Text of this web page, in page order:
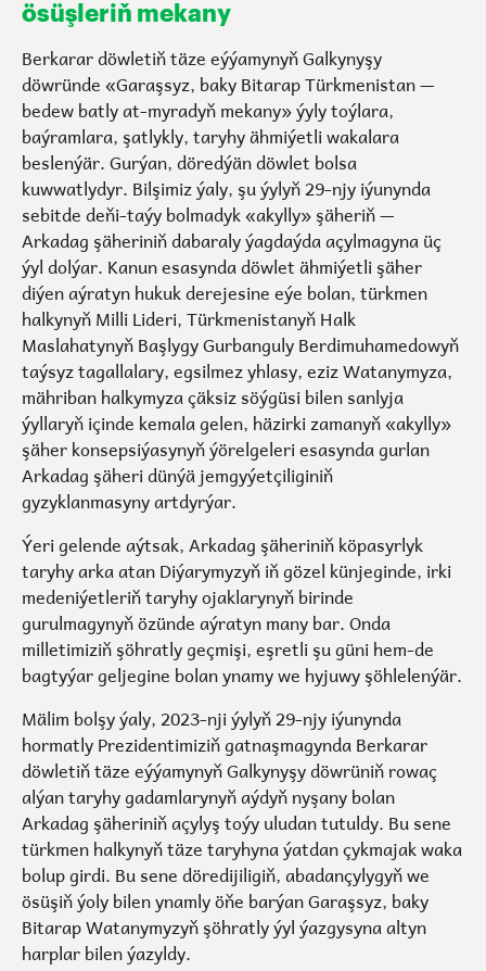
ösüşleriň mekany
Berkarar döwletiň täze eýýamynyň Galkynyşy
döwründe «Garaşsyz, baky Bitarap Türkmenistan —
bedew batly at-myradyň mekany» ýyly toýlara,
baýramlara, şatlykly, taryhy ähmiýetli wakalara
beslenýär. Gurýan, döredýän döwlet bolsa
kuwwatlydyr. Bilşimiz ýaly, şu ýylyň 29-njy iýunynda
sebitde deňi-taýy bolmadyk «akylly» şäheriň —
Arkadag şäheriniň dabaraly ýagdaýda açylmagyna üç
ýyl dolýar. Kanun esasynda döwlet ähmiýetli şäher
diýen aýratyn hukuk derejesine eýe bolan, türkmen
halkynyň Milli Lideri, Türkmenistanyň Halk
Maslahatynyň Başlygy Gurbanguly Berdimuhamedowyň
taýsyz tagallalary, egsilmez yhlasy, eziz Watanymyza,
mähriban halkymyza çäksiz söýgüsi bilen sanlyja
ýyllaryň içinde kemala gelen, häzirki zamanyň «akylly»
şäher konsepsiýasynyň ýörelgeleri esasynda gurlan
Arkadag şäheri dünýä jemgyýetçiliginiň
gyzyklanmasyny artdyrýar.
Ýeri gelende aýtsak, Arkadag şäheriniň köpasyrlyk
taryhy arka atan Diýarymyzyň iň gözel künjeginde, irki
medeniýetleriň taryhy ojaklarynyň birinde
gurulmagynyň özünde aýratyn many bar. Onda
milletimiziň şöhratly geçmişi, eşretli şu güni hem-de
bagtyýar geljegine bolan ynamy we hyjuwy şöhlelenýär.
Mälim bolşy ýaly, 2023-nji ýylyň 29-njy iýunynda
hormatly Prezidentimiziň gatnaşmagynda Berkarar
döwletiň täze eýýamynyň Galkynyşy döwrüniň rowaç
alýan taryhy gadamlarynyň aýdyň nyşany bolan
Arkadag şäheriniň açylyş toýy uludan tutuldy. Bu sene
türkmen halkynyň täze taryhyna ýatdan çykmajak waka
bolup girdi. Bu sene döredijiligiň, abadançylygyň we
ösüşiň ýoly bilen ynamly öňe barýan Garaşsyz, baky
Bitarap Watanymyzyň şöhratly ýyl ýazgysyna altyn
harplar bilen ýazyldy.